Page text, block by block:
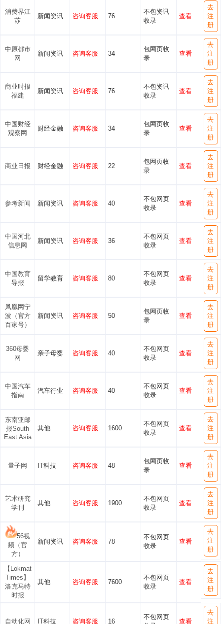
消费界江
苏
新闻资讯 咨询客服 76
不包资讯
收录
查看
去
注
册
中原都市
网
新闻资讯 咨询客服 34
包网页收
录
查看
去
注
册
商业时报
福建
新闻资讯 咨询客服 76
不包资讯
收录
查看
去
注
册
中国财经
观察网
财经金融 咨询客服 34
包网页收
录
查看
去
注
册
商业日报 财经金融 咨询客服 22
包网页收
录
查看
去
注
册
参考新闻 新闻资讯 咨询客服 40
不包网页
收录
查看
去
注
册
中国河北
信息网
新闻资讯 咨询客服 36
不包网页
收录
查看
去
注
册
中国教育
导报
留学教育 咨询客服 80
不包网页
收录
查看
去
注
册
凤凰网宁
波（官方
百家号）
新闻资讯 咨询客服 50
包网页收
录
查看
去
注
册
360母婴
网
亲子母婴 咨询客服 40
不包网页
收录
查看
去
注
册
中国汽车
指南
汽车行业 咨询客服 40
不包网页
收录
查看
去
注
册
东南亚邮
报South
East Asia
其他 咨询客服 1600
不包网页
收录
查看
去
注
册
量子网 IT科技 咨询客服 48
包网页收
录
查看
去
注
册
艺术研究
学刊
其他 咨询客服 1900
不包网页
收录
查看
去
注
册
56视
频（官
方）
新闻资讯 咨询客服 78
不包网页
收录
查看
去
注
册
【Lokmat
Times】
洛克马特
时报
其他 咨询客服 7600
不包网页
收录
查看
去
注
册
自动化网 IT科技 咨询客服 16
不包网页
查看
去
注